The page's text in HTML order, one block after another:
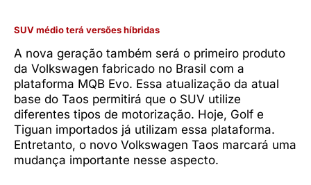
SUV médio terá versões híbridas
A nova geração também será o primeiro produto
da Volkswagen fabricado no Brasil com a
plataforma MQB Evo. Essa atualização da atual
base do Taos permitirá que o SUV utilize
diferentes tipos de motorização. Hoje, Golf e
Tiguan importados já utilizam essa plataforma.
Entretanto, o novo Volkswagen Taos marcará uma
mudança importante nesse aspecto.